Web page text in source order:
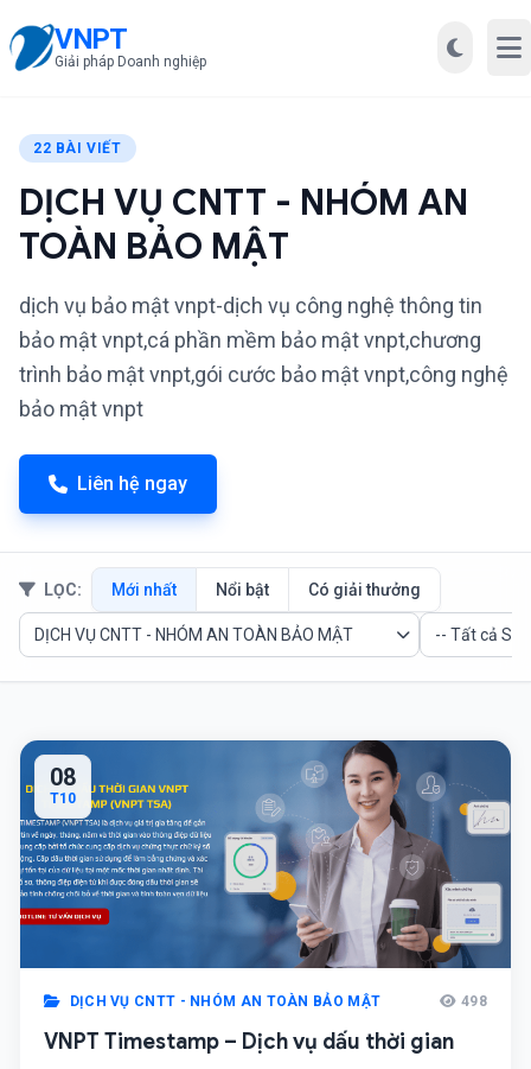
VNPT
Giải pháp Doanh nghiệp
22 BÀI VIẾT
DỊCH VỤ CNTT - NHÓM AN
TOÀN BẢO MẬT
dịch vụ bảo mật vnpt-dịch vụ công nghệ thông tin
bảo mật vnpt,cá phần mềm bảo mật vnpt,chương
trình bảo mật vnpt,gói cước bảo mật vnpt,công nghệ
bảo mật vnpt
Liên hệ ngay
LỌC: Mới nhất Nổi bật Có giải thưởng
08
T10
DỊCH VỤ CNTT - NHÓM AN TOÀN BẢO MẬT 498
VNPT Timestamp – Dịch vụ dấu thời gian